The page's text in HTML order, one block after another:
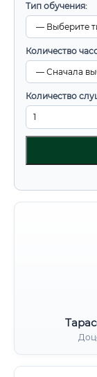
Тип обучения:
Количество
Количество